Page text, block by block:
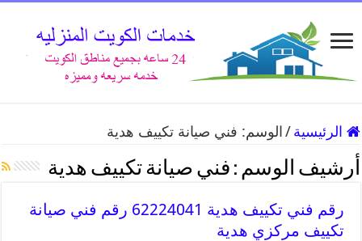
الرئيسية / الوسم: فني صيانة تكييف هدية
أرشيف الوسم : فني صيانة تكييف هدية
رقم فني تكييف هدية 62224041 رقم فني صيانة
تكييف مركزي هدية